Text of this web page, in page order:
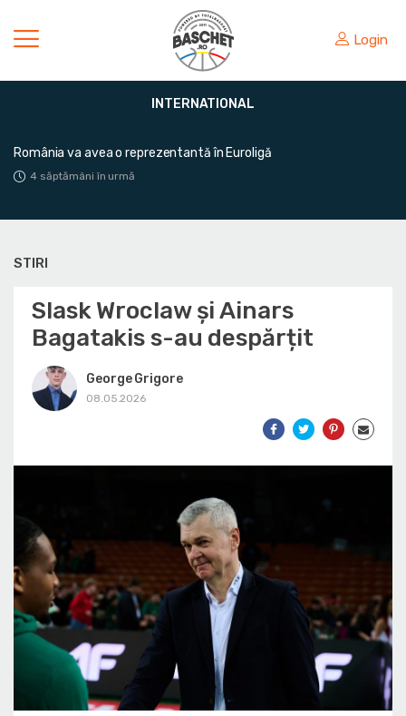
Login
INTERNATIONAL
Victorie mare pentru România în fața Greciei
STIRI
Slask Wroclaw și Ainars
Bagatakis s-au despărțit
George Grigore
08.05.2026